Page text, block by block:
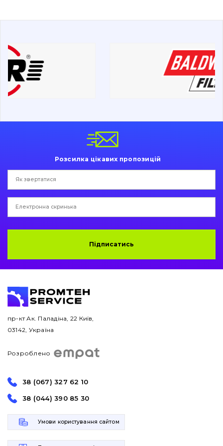
Електрообладнання
Інше
Розсилка цікавих пропозицій
Підписатись
пр-кт Ак. Паладіна, 22 Київ,
03142, Україна
Розроблено
38 (067) 327 62 10
38 (044) 390 85 30
Умови користування сайтом